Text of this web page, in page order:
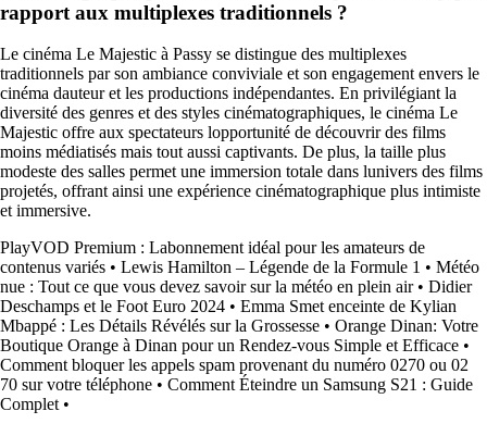
rapport aux multiplexes traditionnels ?
Le cinéma Le Majestic à Passy se distingue des multiplexes
traditionnels par son ambiance conviviale et son engagement envers le
cinéma dauteur et les productions indépendantes. En privilégiant la
diversité des genres et des styles cinématographiques, le cinéma Le
Majestic offre aux spectateurs lopportunité de découvrir des films
moins médiatisés mais tout aussi captivants. De plus, la taille plus
modeste des salles permet une immersion totale dans lunivers des films
projetés, offrant ainsi une expérience cinématographique plus intimiste
et immersive.
PlayVOD Premium : Labonnement idéal pour les amateurs de
contenus variés • Lewis Hamilton – Légende de la Formule 1 • Météo
nue : Tout ce que vous devez savoir sur la météo en plein air• Didier
Deschamps et le Foot Euro 2024 • Emma Smet enceinte de Kylian
Mbappé : Les Détails Révélés sur la Grossesse • Orange Dinan: Votre
Boutique Orange à Dinan pour un Rendez-vous Simple et Efficace •
Comment bloquer les appels spam provenant du numéro 0270 ou 02
70 sur votre téléphone • Comment Éteindre un Samsung S21 : Guide
Complet•